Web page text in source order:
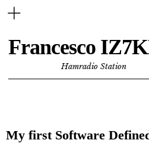
Francesco
Hamradio Station
My first Software